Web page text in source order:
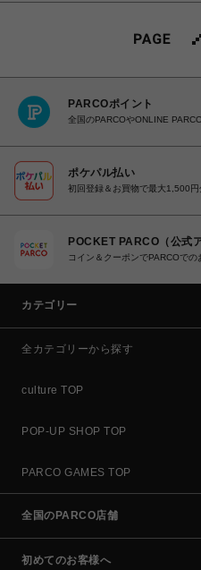
PARCOポイント
全国のPARCOやONLINE
ポケパル払い
初回登録＆お買物で最大1,500
POCKET PARCO（公式ア
コイン＆クーポンでPARCOでの
カテゴリー
全カテゴリーから探す
culture TOP
POP-UP SHOP TOP
PARCO GAMES TOP
全国のPARCO店舗
初めてのお客様へ